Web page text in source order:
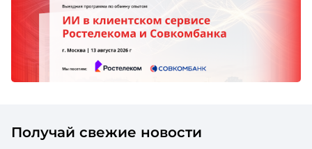
Получай свежие новости